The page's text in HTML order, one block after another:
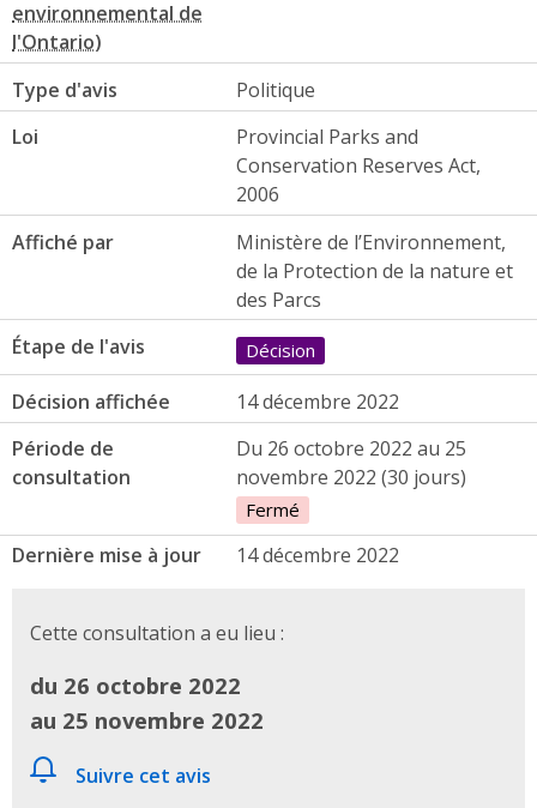
Type d'avis
Politique
Loi
Provincial Parks and
Conservation Reserves Act,
2006
Affiché par
Ministère de l’Environnement,
de la Protection de la nature et
des Parcs
Étape de l'avis
Décision
Décision affichée
14 décembre 2022
Période de
consultation
Du 26 octobre 2022 au 25
novembre 2022 (30 jours)
Fermé
Dernière mise à jour 14 décembre 2022
Cette consultation a eu lieu :
du 26 octobre 2022
au 25 novembre 2022
Suivre cet avis